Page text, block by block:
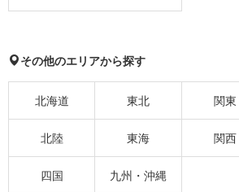
その他のエリアから探す
北海道 東北 関東
北陸 東海 関西
四国 九州・沖縄